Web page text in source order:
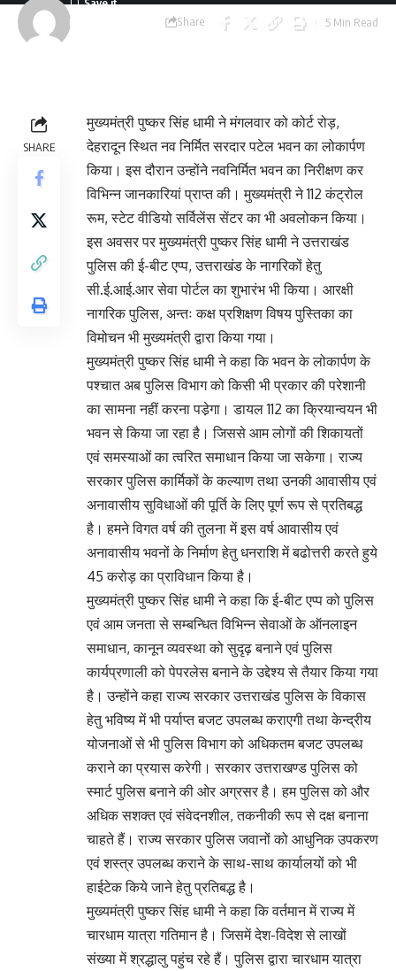
Last updated:
Share 5 Min Read
SHARE
मुख्यमंत्री पुष्कर सिंह धामी ने मंगलवार को कोर्ट रोड़,
देहरादून स्थित नव निर्मित सरदार पटेल भवन का लोकार्पण
किया। इस दौरान उन्होंने नवनिर्मित भवन का निरीक्षण कर
विभिन्न जानकारियां प्राप्त की। मुख्यमंत्री ने 112 कंट्रोल
रूम, स्टेट वीडियो सर्विलेंस सेंटर का भी अवलोकन किया।
इस अवसर पर मुख्यमंत्री पुष्कर सिंह धामी ने उत्तराखंड
पुलिस की ई-बीट एप्प, उत्तराखंड के नागरिकों हेतु
सी.ई.आई.आर सेवा पोर्टल का शुभारंभ भी किया। आरक्षी
नागरिक पुलिस, अन्तः कक्ष प्रशिक्षण विषय पुस्तिका का
विमोचन भी मुख्यमंत्री द्वारा किया गया।
मुख्यमंत्री पुष्कर सिंह धामी ने कहा कि भवन के लोकार्पण के
पश्चात अब पुलिस विभाग को किसी भी प्रकार की परेशानी
का सामना नहीं करना पडे़गा। डायल 112 का क्रियान्वयन भी
भवन से किया जा रहा है। जिससे आम लोगों की शिकायतों
एवं समस्याओं का त्वरित समाधान किया जा सकेगा। राज्य
सरकार पुलिस कार्मिकों के कल्याण तथा उनकी आवासीय एवं
अनावासीय सुविधाओं की पूर्ति के लिए पूर्ण रूप से प्रतिबद्ध
है। हमने विगत वर्ष की तुलना में इस वर्ष आवासीय एवं
अनावासीय भवनों के निर्माण हेतु धनराशि में बढोत्तरी करते हुये
45 करोड़ का प्राविधान किया है।
मुख्यमंत्री पुष्कर सिंह धामी ने कहा कि ई-बीट एप्प को पुलिस
एवं आम जनता से सम्बन्धित विभिन्न सेवाओं के ऑनलाइन
समाधान, कानून व्यवस्था को सुदृढ़ बनाने एवं पुलिस
कार्यप्रणाली को पेपरलेस बनाने के उद्देश्य से तैयार किया गया
है। उन्होंने कहा राज्य सरकार उत्तराखंड पुलिस के विकास
हेतु भविष्य में भी पर्याप्त बजट उपलब्ध कराएगी तथा केन्द्रीय
योजनाओं से भी पुलिस विभाग को अधिकतम बजट उपलब्ध
कराने का प्रयास करेगी। सरकार उत्तराखण्ड पुलिस को
स्मार्ट पुलिस बनाने की ओर अग्रसर है। हम पुलिस को और
अधिक सशक्त एवं संवेदनशील, तकनीकी रूप से दक्ष बनाना
चाहते हैं। राज्य सरकार पुलिस जवानों को आधुनिक उपकरण
एवं शस्त्र उपलब्ध कराने के साथ-साथ कार्यालयों को भी
हाईटेक किये जाने हेतु प्रतिबद्ध है।
मुख्यमंत्री पुष्कर सिंह धामी ने कहा कि वर्तमान में राज्य में
चारधाम यात्रा गतिमान है। जिसमें देश-विदेश से लाखों
संख्या में श्रद्धालु पहुंच रहे हैं। पुलिस द्वारा चारधाम यात्रा